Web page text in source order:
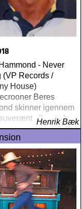
- Never
(VP Records /
House)
Beres
skinner igennem
album, der
hans bedste
tiderne
Henrik Bæk